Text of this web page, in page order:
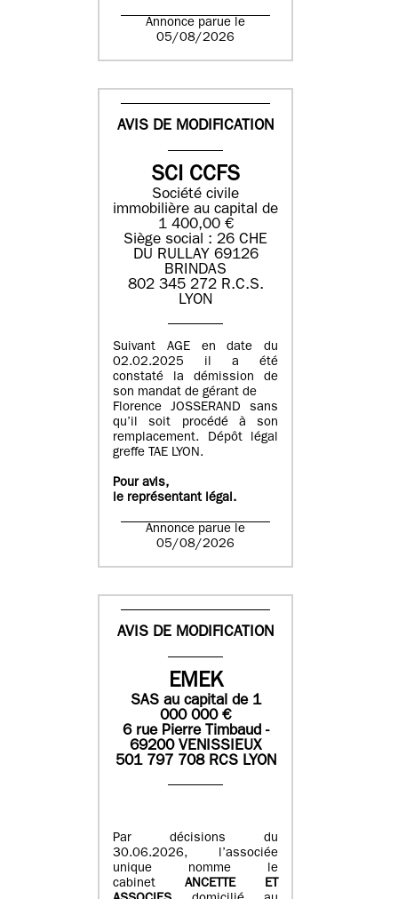
Annonce parue le
05/08/2026
AVIS DE MODIFICATION
SCI CCFS
Société civile
immobilière au capital de
1 400,00 €
Siège social : 26 CHE
DU RULLAY 69126
BRINDAS
802 345 272 R.C.S.
LYON
Suivant AGE en date du
02.02.2025 il a été
constaté la démission de
son mandat de gérant de
Florence JOSSERAND sans
qu’il soit procédé à son
remplacement. Dépôt légal
greffe TAE LYON.
Pour avis,
le représentant légal.
Annonce parue le
05/08/2026
AVIS DE MODIFICATION
EMEK
SASau capital de 1
000 000€
6 rue Pierre Timbaud -
69200 VENISSIEUX
501 797 708 RCS LYON
Par décisions du
30.06.2026, l’associée
unique nomme le
cabinet ANCETTE ET